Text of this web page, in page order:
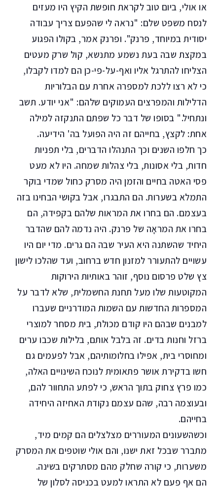
או אולי, ביום טוב לקראת חופשת הקיץ היו מעזים
לנסח משפט שלם: "נראה לי שהפעם צריך עבודה
יסודית במיוחד, פרנק". ופרנק אמר, בקולו הפגוע
במקצת שבה בעת נשמע מתנשא, קול שרק מעטים
הצליחו להתרגל אליו ואף-על-פי-כן הם למדו לקבלו,
כי לא רצו ללכת למספרה אחרת עם הבלוריות
הדלילות והמפרצים העמוקים שלהם: "אני יודע. תשב
ונתחיל." בסופו של דבר כל שפתם התנקזה למילה
אחת: לקצץ, בחייהם זה היה הפועל בה' הידיעה.
כך חלפו השנים וכך התנהלו הדברים, בלי תפניות
חדות, בלי אסונות, בלי צהלות שמחה. היו לא מעט
פסי האטה בחיים והזמן היה מסרק כחול שמדי בוקר
התמלא בשערות. הם התבגרו, אבל בקושי הבחינו בזה
בעצמם. הם בחרו את המראות שלהם בקפידה, הם
בחרו את המראָה של פרנק. היה נדמה להם שהדבר
היחיד שהשתנה היא העיר שבה הם גרים. מדי יום היו
עשויים להתעורר למזנון חדש ברחוב, ועד שהלכו לישון
צץ שלט פרסום נוסף, זוהר באותיות הירוקות
המקוטעות שלו מעל תחנת החשמלית, שלא לדבר על
המספרות החדשות עם השמות המודרניים שעברו
למבנים שבהם היו קודם מכולת, בית מסחר למוצרי
ברזל וחנות בדים. זה בלבל אותם, בלילות שכבו ערים
ומחוסרי בית, אפילו בחלומותיהם, אבל לפעמים גם
חשו בדקירת אושר פתאומית לנוכח השינויים האלה,
כמו פרץ צחוק בתוך הראש, כי לפתע התחוור להם,
ובעוצמה רבה, שהם עצמם נקודת האחיזה היחידה
בחייהם.
וכשהשעונים המעוררים מצלצלים הם קמים מיד,
מתברר שבכל זאת ישנו, והם אולי שוטפים את המסרק
משערות, כי קורה שחלק מהם מסתרקים בשינה.
הם אף פעם לא התראו למעט בכניסה לסלון של